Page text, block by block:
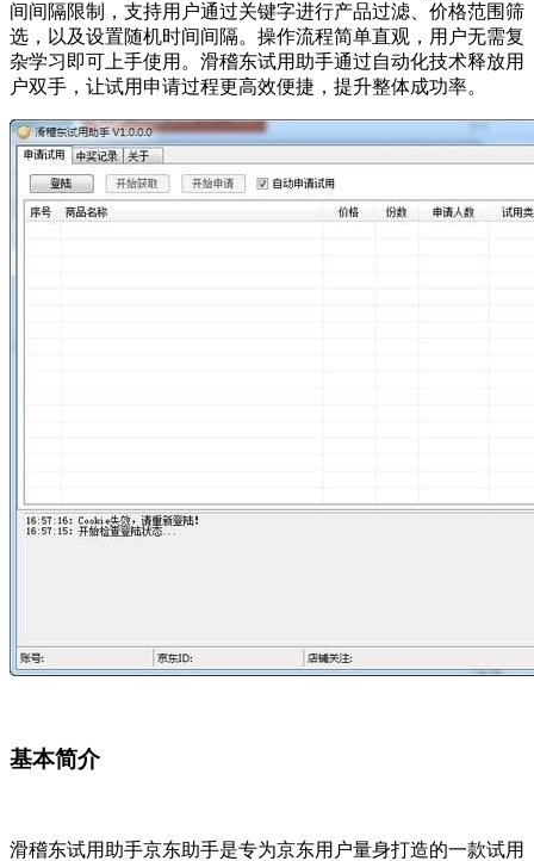
间间隔限制，支持用户通过关键字进行产品过滤、价格范围筛
选，以及设置随机时间间隔。操作流程简单直观，用户无需复
杂学习即可上手使用。滑稽东试用助手通过自动化技术释放用
户双手，让试用申请过程更高效便捷，提升整体成功率。
基本简介
滑稽东试用助手京东助手是专为京东用户量身打造的一款试用